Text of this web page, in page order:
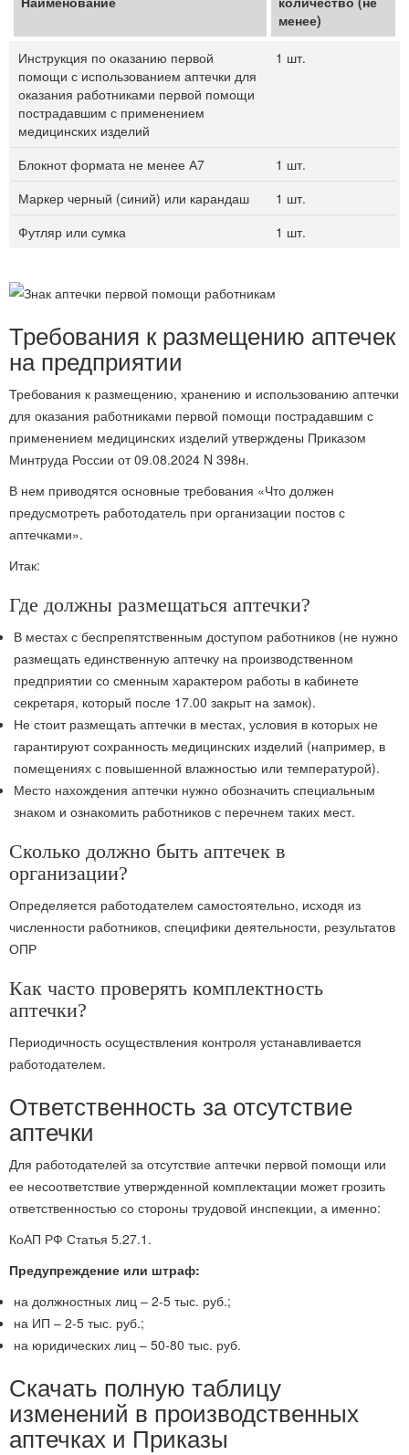
менее)
Инструкция по оказанию первой
помощи с использованием аптечки для
оказания работниками первой помощи
пострадавшим с применением
медицинских изделий
1 шт.
Блокнот формата не менее А7
1 шт.
Маркер черный (синий) или карандаш
1 шт.
Футляр или сумка
1 шт.
Требования к размещению аптечек
на предприятии
Требования к размещению, хранению и использованию аптечки
для оказания работниками первой помощи пострадавшим с
применением медицинских изделий утверждены Приказом
Минтруда России от 09.08.2024 N 398н.
В нем приводятся основные требования «Что должен
предусмотреть работодатель при организации постов с
аптечками».
Итак:
Где должны размещаться аптечки?
В местах с беспрепятственным доступом работников (не нужно
размещать единственную аптечку на производственном
предприятии со сменным характером работы в кабинете
секретаря, который после 17.00 закрыт на замок).
Не стоит размещать аптечки в местах, условия в которых не
гарантируют сохранность медицинских изделий (например, в
помещениях с повышенной влажностью или температурой).
Место нахождения аптечки нужно обозначить специальным
знаком и ознакомить работников с перечнем таких мест.
Сколько должно быть аптечек в
организации?
Определяется работодателем самостоятельно, исходя из
численности работников, специфики деятельности, результатов
ОПР
Как часто проверять комплектность
аптечки?
Периодичность осуществления контроля устанавливается
работодателем.
Ответственность за отсутствие
аптечки
Для работодателей за отсутствие аптечки первой помощи или
ее несоответствие утвержденной комплектации может грозить
ответственностью со стороны трудовой инспекции, а именно:
КоАП РФ Статья 5.27.1.
Предупреждение или штраф:
на должностных лиц – 2-5 тыс. руб.;
на ИП – 2-5 тыс. руб.;
на юридических лиц – 50-80 тыс. руб.
Скачать полную таблицу
изменений в производственных
аптечках и Приказы